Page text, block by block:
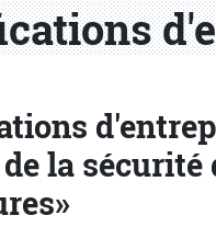
la